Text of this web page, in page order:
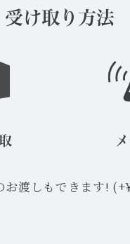
受け取り方法
お渡しもできます!